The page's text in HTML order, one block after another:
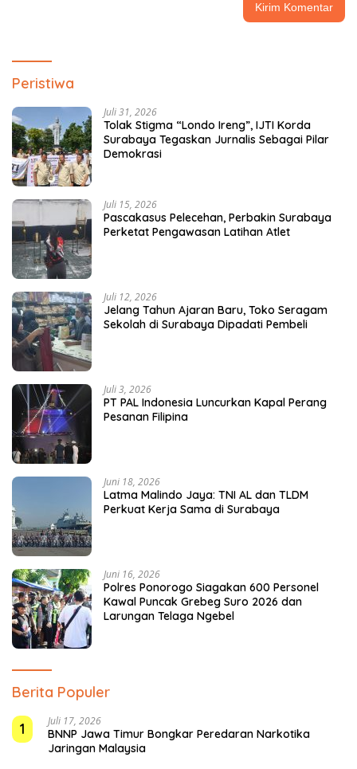
Peristiwa
Juli 31, 2026
Tolak Stigma “Londo Ireng”, IJTI Korda
Surabaya Tegaskan Jurnalis Sebagai Pilar
Demokrasi
Juli 15, 2026
Pascakasus Pelecehan, Perbakin Surabaya
Perketat Pengawasan Latihan Atlet
Juli 12, 2026
Jelang Tahun Ajaran Baru, Toko Seragam
Sekolah di Surabaya Dipadati Pembeli
Juli 3, 2026
PT PAL Indonesia Luncurkan Kapal Perang
Pesanan Filipina
Juni 18, 2026
Latma Malindo Jaya: TNI AL dan TLDM
Perkuat Kerja Sama di Surabaya
Juni 16, 2026
Polres Ponorogo Siagakan 600 Personel
Kawal Puncak Grebeg Suro 2026 dan
Larungan Telaga Ngebel
Berita Populer
1
Juli 17, 2026
BNNP Jawa Timur Bongkar Peredaran Narkotika
Jaringan Malaysia